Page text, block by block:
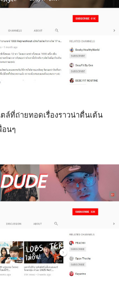
ล์ที่ถ่ายทอดเรื่องราวน่าตื่นเต้น
อนๆ